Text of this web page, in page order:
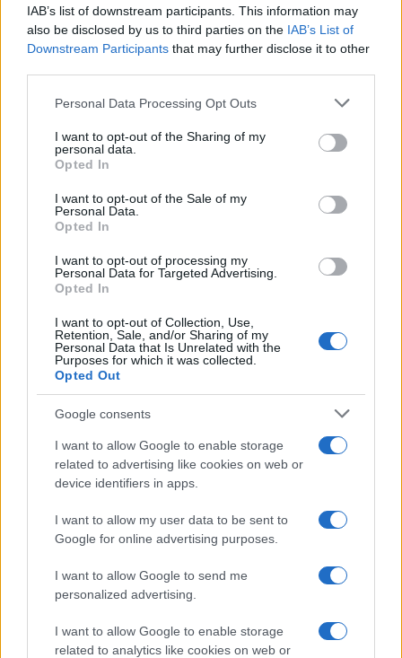
IAB’s list of downstream participants. This information may
also be disclosed by us to third parties on the IAB’s List of
Downstream Participants that may further disclose it to other
Please note that this website/app uses one or more Google
not limited to your visit or usage behaviour. You may click to
grant or deny consent to Google and its third-party tags to
use your data for below specified purposes in below Google
consent section.
Personal Data Processing Opt Outs
I want to opt-out of the Sharing of my
personal data.
Opted In
I want to opt-out of the Sale of my
Personal Data.
Opted In
I want to opt-out of processing my
Personal Data for Targeted Advertising.
Opted In
I want to opt-out of Collection, Use,
Retention, Sale, and/or Sharing of my
Personal Data that Is Unrelated with the
Purposes for which it was collected.
Opted Out
Google consents
I want to allow Google to enable storage
related to advertising like cookies on web or
device identifiers in apps.
I want to allow my user data to be sent to
Google for online advertising purposes.
I want to allow Google to send me
personalized advertising.
I want to allow Google to enable storage
related to analytics like cookies on web or
AiAdhubMedia
Continua a leggere
GAMING NEWS